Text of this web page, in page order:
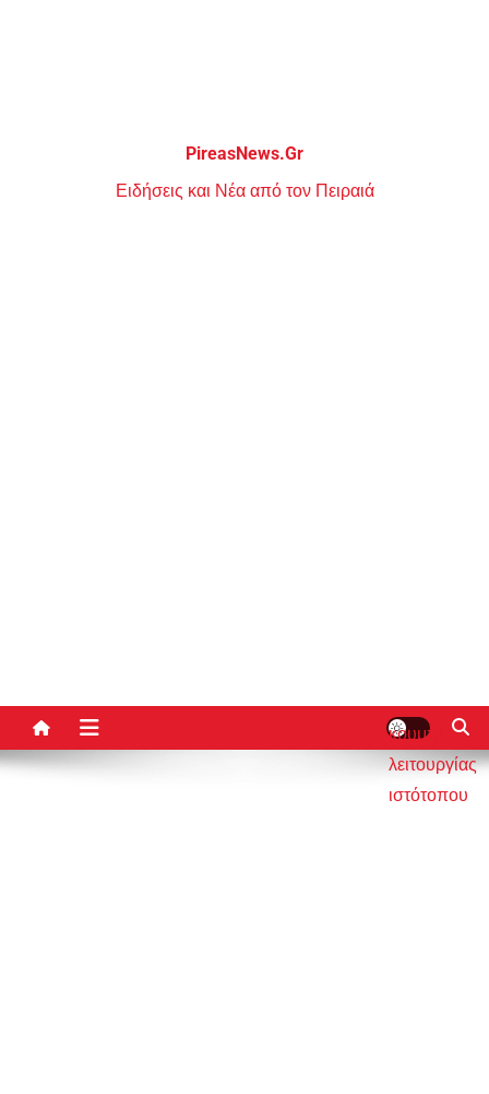
PireasNews.Gr
Ειδήσεις και Νέα από τον Πειραιά
κουμπί
λειτουργίας
ιστότοπου